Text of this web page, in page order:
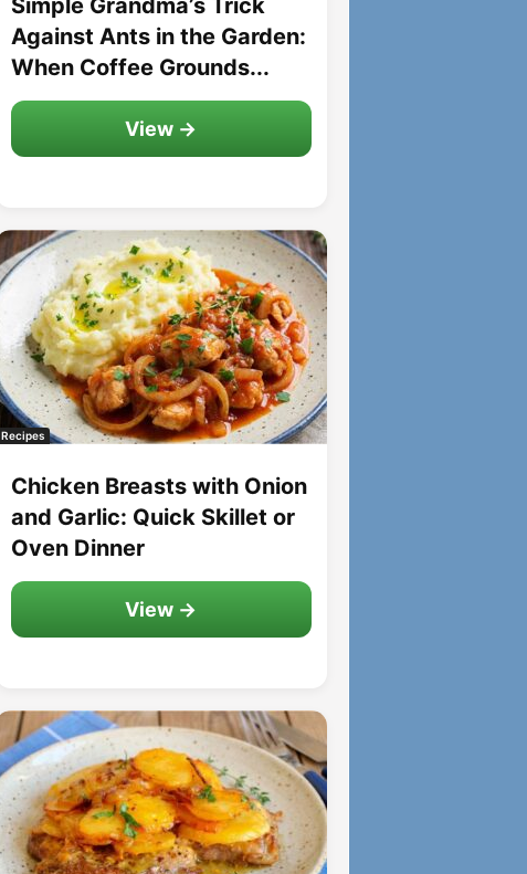
Simple Grandma’s Trick
Against Ants in the Garden:
When Coffee Grounds...
View →
Recipes
Chicken Breasts with Onion
and Garlic: Quick Skillet or
Oven Dinner
View →